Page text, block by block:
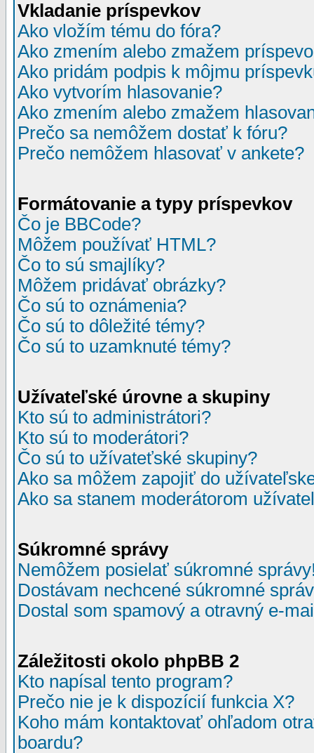
Vkladanie príspevkov
Ako vložím tému do fóra?
Ako zmením alebo zmažem
Ako pridám podpis k môjmu
Ako vytvorím hlasovanie?
Ako zmením alebo zmažem
Prečo sa nemôžem dostať k fóru?
Prečo nemôžem hlasovať v ankete?
Formátovanie a typy príspevkov
Čo je BBCode?
Môžem používať HTML?
Čo to sú smajlíky?
Môžem pridávať obrázky?
Čo sú to oznámenia?
Čo sú to dôležité témy?
Čo sú to uzamknuté témy?
Užívateľské úrovne a skupiny
Kto sú to administrátori?
Kto sú to moderátori?
Čo sú to užívateťské skupiny?
Ako sa môžem zapojiť do
Ako sa stanem moderátorom
Súkromné správy
Nemôžem posielať súkromné
Dostávam nechcené súkromné
Dostal som spamový a otravný e-
Záležitosti okolo phpBB 2
Kto napísal tento program?
Prečo nie je k dispozícií funkcia X?
Koho mám kontaktovať ohľadom
boardu?